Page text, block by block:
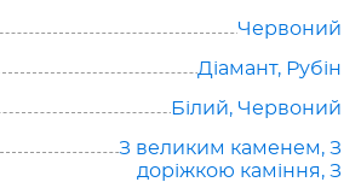
Червоний
Діамант, Рубін
Білий, Червоний
З великим каменем, З
доріжкою каміння, З